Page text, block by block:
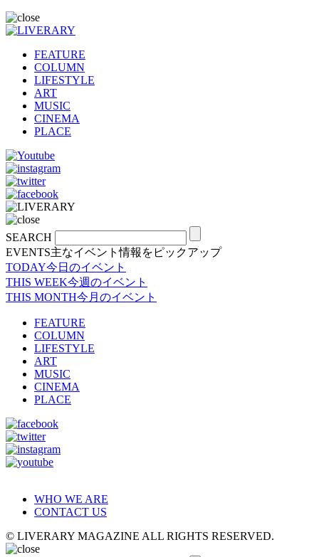
FEATURE
COLUMN
LIFESTYLE
ART
MUSIC
CINEMA
PLACE
SEARCH
EVENTS主なイベント情報をピックアップ
TODAY今日のイベント
THIS WEEK今週のイベント
THIS MONTH今月のイベント
FEATURE
COLUMN
LIFESTYLE
ART
MUSIC
CINEMA
PLACE
WHO WE ARE
CONTACT US
© LIVERARY MAGAZINE ALL RIGHTS RESERVED.